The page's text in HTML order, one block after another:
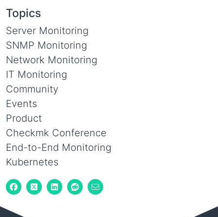
Topics
Server Monitoring
SNMP Monitoring
Network Monitoring
IT Monitoring
Community
Events
Product
Checkmk Conference
End-to-End Monitoring
Kubernetes